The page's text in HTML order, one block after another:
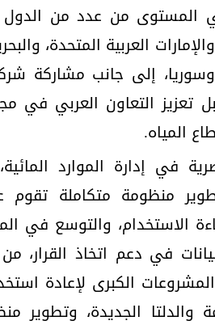
من عدد من الدول
العربية المتحدة،
إلى جانب مشاركة
التعاون العربي في
المياه.
في إدارة الموارد
منظومة متكاملة
الاستخدام، والتوسع في
في دعم اتخاذ القرار،
2.0، مشيرًا إلى المشروعات الكبرى
الجديدة، وتطوير